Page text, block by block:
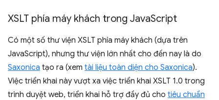
XSLT phía máy khách trong JavaScript
Có một số thư viện XSLT phía máy khách (dựa trên
JavaScript), nhưng thư viện lớn nhất cho đến nay là do
Saxonica tạo ra (xem tài liệu toàn diện cho Saxonica).
Việc triển khai này vượt xa việc triển khai XSLT 1.0 trong
trình duyệt web, triển khai hỗ trợ đầy đủ cho tiêu chuẩn